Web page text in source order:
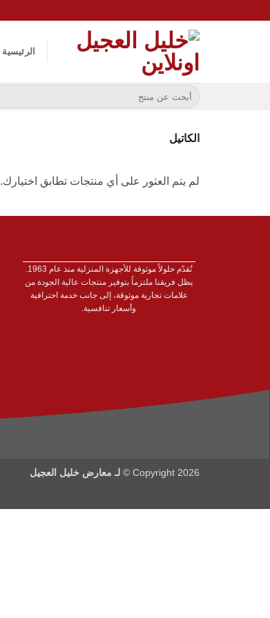
الرئيسية
البحث
عن:
الكاتيل
لم يتم العثور على أي منتجات تطابق اختيارك.
نُقدّم حلولاً موثوقة للأجهزة المنزلية منذ عام 1963.
يظل فريقنا ملتزماً بتوفير منتجات عالية الجودة من
علامات تجارية موثوقة، إلى جانب خدمة احترافية
وأسعار تنافسية.
Copyright 2026 © لـ معارض خليل العجيل